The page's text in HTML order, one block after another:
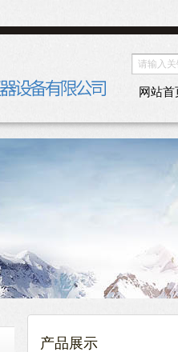
网站首
产品展示